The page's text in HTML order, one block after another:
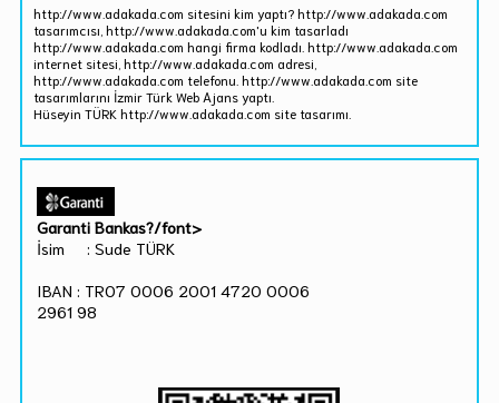
http://www.adakada.com sitesini kim yaptı? http://www.adakada.com
tasarımcısı, http://www.adakada.com'u kim tasarladı
http://www.adakada.com hangi firma kodladı. http://www.adakada.com
internet sitesi, http://www.adakada.com adresi,
http://www.adakada.com telefonu. http://www.adakada.com site
tasarımlarını İzmir Türk Web Ajans yaptı.
Hüseyin TÜRK http://www.adakada.com site tasarımı.
Garanti Bankas?/font>
İsim : Sude TÜRK
IBAN : TR07 0006 2001 4720 0006
2961 98